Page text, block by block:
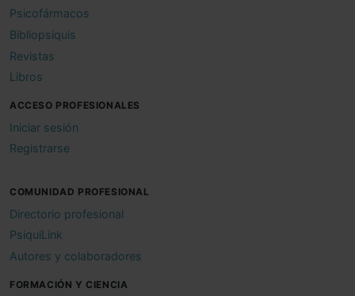
Psicofármacos
Bibliopsiquis
Revistas
Libros
ACCESO PROFESIONALES
Iniciar sesión
Registrarse
COMUNIDAD PROFESIONAL
Directorio profesional
PsiquiLink
Autores y colaboradores
FORMACIÓN Y CIENCIA